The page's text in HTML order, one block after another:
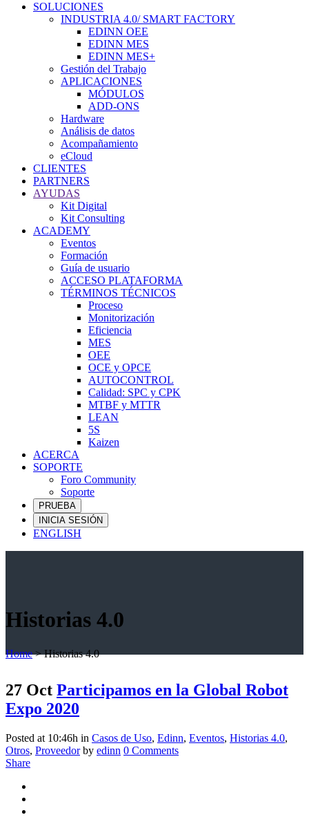
SOLUCIONES
INDUSTRIA 4.0/ SMART FACTORY
EDINN OEE
EDINN MES
EDINN MES+
Gestión del Trabajo
APLICACIONES
MÓDULOS
ADD-ONS
Hardware
Análisis de datos
Acompañamiento
eCloud
CLIENTES
PARTNERS
AYUDAS
Kit Digital
Kit Consulting
ACADEMY
Eventos
Formación
Guía de usuario
ACCESO PLATAFORMA
TÉRMINOS TÉCNICOS
Proceso
Monitorización
Eficiencia
MES
OEE
OCE y OPCE
AUTOCONTROL
Calidad: SPC y CPK
MTBF y MTTR
LEAN
5S
Kaizen
ACERCA
SOPORTE
Foro Community
Soporte
PRUEBA
INICIA SESIÓN
ENGLISH
Historias 4.0
Home>Historias 4.0
27 Oct Participamos en la Global Robot
Expo 2020
Posted at 10:46h in Casos de Uso, Edinn, Eventos, Historias 4.0,
Otros, Proveedor by edinn 0 Comments
Share